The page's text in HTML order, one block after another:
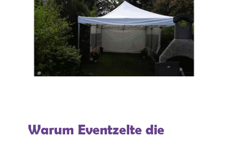
Warum Eventzelte die